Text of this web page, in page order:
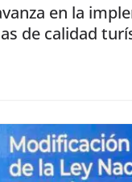
en la
de calidad